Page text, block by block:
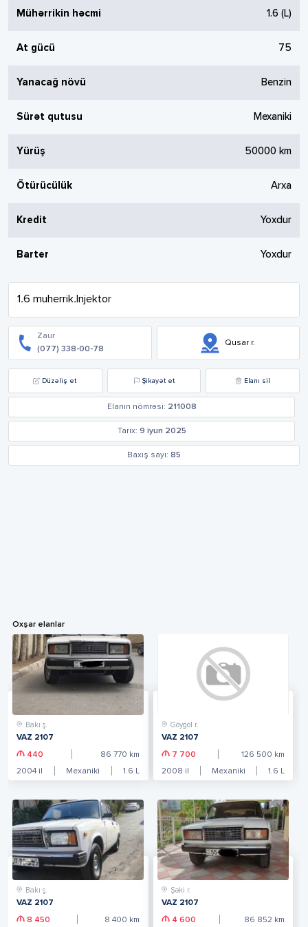
Mühərrikin həcmi 1.6 (L)
At gücü 75
Yanacağ növü Benzin
Sürət qutusu Mexaniki
Yürüş 50000 km
Ötürücülük Arxa
Kredit Yoxdur
Barter Yoxdur
1.6 muherrik.Injektor
Zaur
(077) 338-00-78
Qusar r.
Düzəliş et Şikayət et Elanı sil
Elanın nömrəsi: 211008
Tarix: 9 iyun 2025
Baxış sayı: 85
Oxşar elanlar
Bakı ş.
VAZ 2107
440 86 770 km
2004 il Mexaniki 1.6 L
Göygöl r.
VAZ 2107
7 700 126 500 km
2008 il Mexaniki 1.6 L
Bakı ş.
VAZ 2107
8 450 8 400 km
Şəki r.
VAZ 2107
4 600 86 852 km